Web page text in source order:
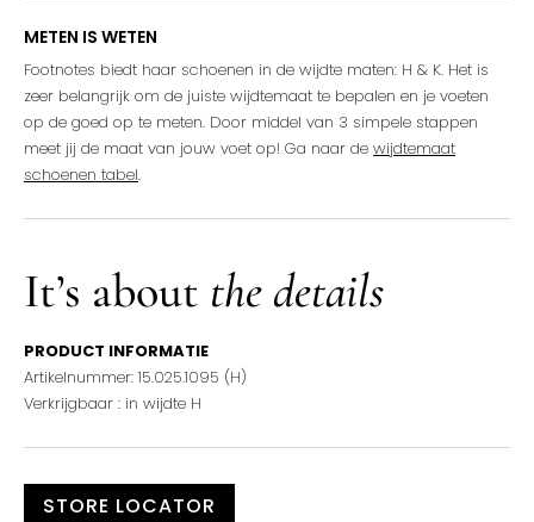
METEN IS WETEN
Footnotes biedt haar schoenen in de wijdte maten: H & K. Het is
zeer belangrijk om de juiste wijdtemaat te bepalen en je voeten
op de goed op te meten. Door middel van 3 simpele stappen
meet jij de maat van jouw voet op! Ga naar de wijdtemaat
schoenen tabel.
It’s about the details
PRODUCT INFORMATIE
Artikelnummer: 15.025.1095 (H)
Verkrijgbaar : in wijdte H
STORE LOCATOR